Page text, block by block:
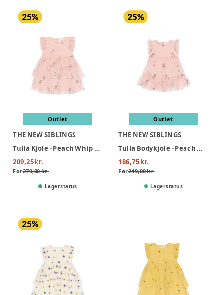
Outlet
THE NEW SIBLINGS
Tulla Kjole - Peach Whip EMB
209,25 kr.
Før279,00 kr.
Lagerstatus
Outlet
THE NEW SIBLINGS
Tulla Bodykjole - Peach Whip EMB
186,75 kr.
Før249,00 kr.
Lagerstatus